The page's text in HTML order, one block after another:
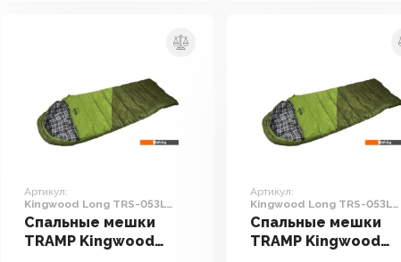
Артикул:
Kingwood Long TRS-053L
(правая молния)
Спальные мешки
TRAMP Kingwood
Артикул:
Kingwood Long TRS-053L
(левая молния)
Спальные мешки
TRAMP Kingwood